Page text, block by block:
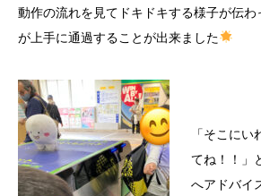
動作の流れを見てドキドキする様子が伝わ
が上手に通過することが出来ました
「そこに
てね！！」
へアドバイ